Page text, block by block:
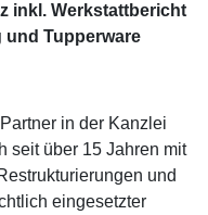
inkl. Werkstattbericht
und Tupperware
in der Kanzlei
seit über 15 Jahren mit
und
eingesetzter